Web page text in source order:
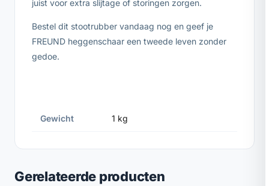
juist voor extra slijtage of storingen zorgen.
Bestel dit stootrubber vandaag nog en geef je
FREUND heggenschaar een tweede leven zonder
gedoe.
Gewicht 1 kg
Gerelateerde producten